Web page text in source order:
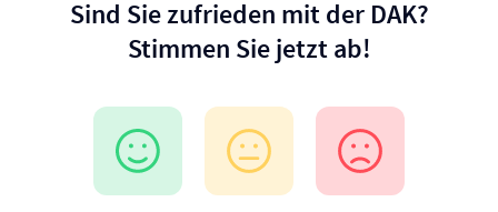
Sind Sie zufrieden mit der DAK?
Stimmen Sie jetzt ab!